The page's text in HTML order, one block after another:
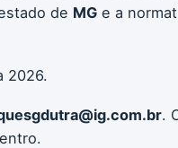
de MG e a
2026.
.